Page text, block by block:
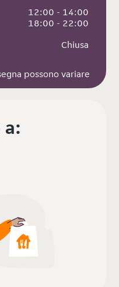
12:00 - 14:00
18:00 - 22:00
Chiusa
possono variare
a: